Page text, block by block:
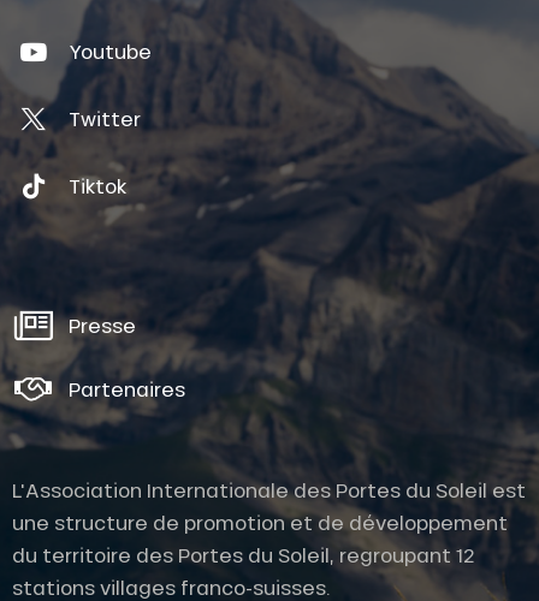
Youtube
Twitter
Tiktok
Presse
Partenaires
L'Association Internationale des Portes du Soleil est
une structure de promotion et de développement
du territoire des Portes du Soleil, regroupant 12
stations villages franco-suisses.